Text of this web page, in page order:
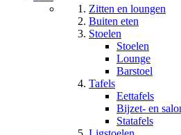
Zitten en loungen
Buiten eten
Stoelen
Stoelen
Lounge
Barstoel
Tafels
Eettafels
Bijzet- en
Statafels